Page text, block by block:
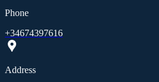
Phone
+34674397616
Address